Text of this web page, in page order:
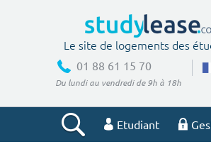
Le site de logements des
01 88 61 15 70
Du lundi au vendredi de 9h à 18h
Etudiant